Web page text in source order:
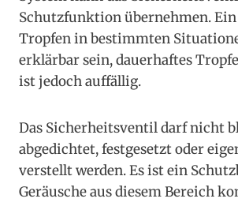
Schutzfunktion übernehmen.
Tropfen in bestimmten
erklärbar sein, dauerhaftes
ist jedoch auffällig.
Das Sicherheitsventil darf nicht
abgedichtet, festgesetzt oder
verstellt werden. Es ist ein
Geräusche aus diesem Bereich